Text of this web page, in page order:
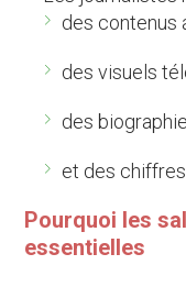
des contenus
des visuels
des
et des
Pourquoi les
essentielles